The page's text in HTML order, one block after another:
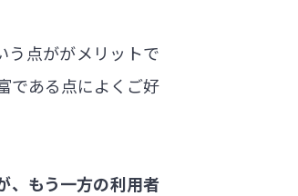
う点ががメリットで
である点によくご好
、もう一方の利用者